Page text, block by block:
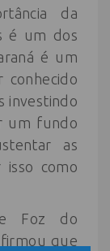
da
é um dos
é um
conhecido
investindo
um fundo
as
isso como
Foz do
que